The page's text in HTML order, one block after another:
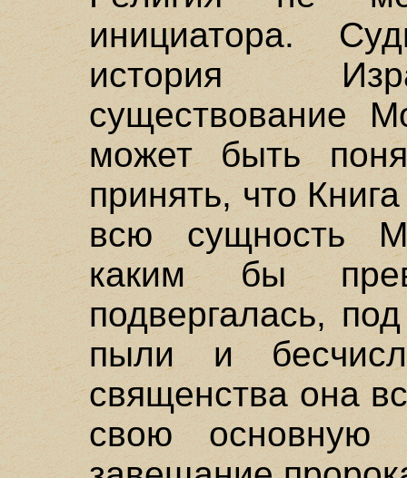
инициатора.
история
существование
может быть
принять, что
всю сущность
каким бы
подвергалась,
пыли и
священства она
свою